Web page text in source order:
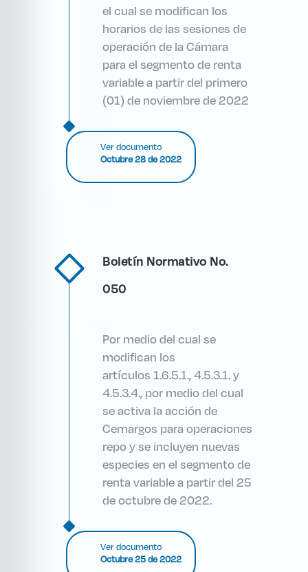
el cual se modifican los
horarios de las sesiones de
operación de la Cámara
para el segmento de renta
variable a partir del primero
(01) de noviembre de 2022
Ver documento
Octubre 28 de 2022
Boletín Normativo No.
050
Por medio del cual se
modifican los
artículos 1.6.5.1., 4.5.3.1. y
4.5.3.4., por medio del cual
se activa la acción de
Cemargos para operaciones
repo y se incluyen nuevas
especies en el segmento de
renta variable a partir del 25
de octubre de 2022.
Ver documento
Octubre 25 de 2022